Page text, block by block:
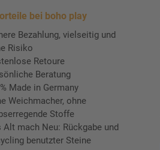
bei boho play
Bezahlung, vielseitig und
Risiko
Retoure
Beratung
Made in Germany
Weichmacher, ohne
Stoffe
Alt mach Neu: Rückgabe und
benutzter Steine